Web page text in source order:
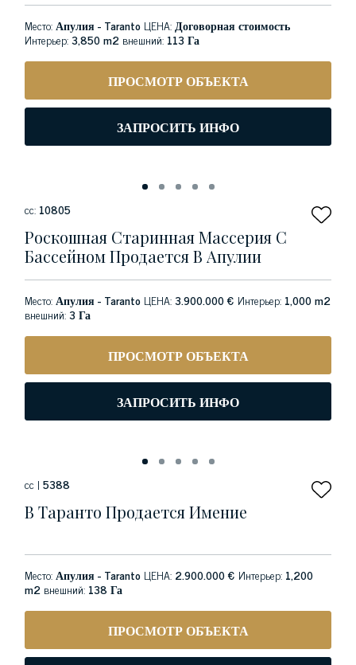
Место:Апулия - Taranto ЦЕНА:Договорная стоимость
Интерьер:3,850 m2 внешний: 113 Га
ПРОСМОТР ОБЪЕКТА
ЗАПРОСИТЬ ИНФО
сс: 10805
Роскошная Старинная Массерия С
Бассейном Продается В Апулии
Место:Апулия - Taranto ЦЕНА:3.900.000 € Интерьер: 1,000 m2
внешний:3 Га
ПРОСМОТР ОБЪЕКТА
ЗАПРОСИТЬ ИНФО
сс | 5388
В Таранто Продается Имение
Место:Апулия - Taranto ЦЕНА: 2.900.000 € Интерьер: 1,200
m2 внешний: 138 Га
ПРОСМОТР ОБЪЕКТА